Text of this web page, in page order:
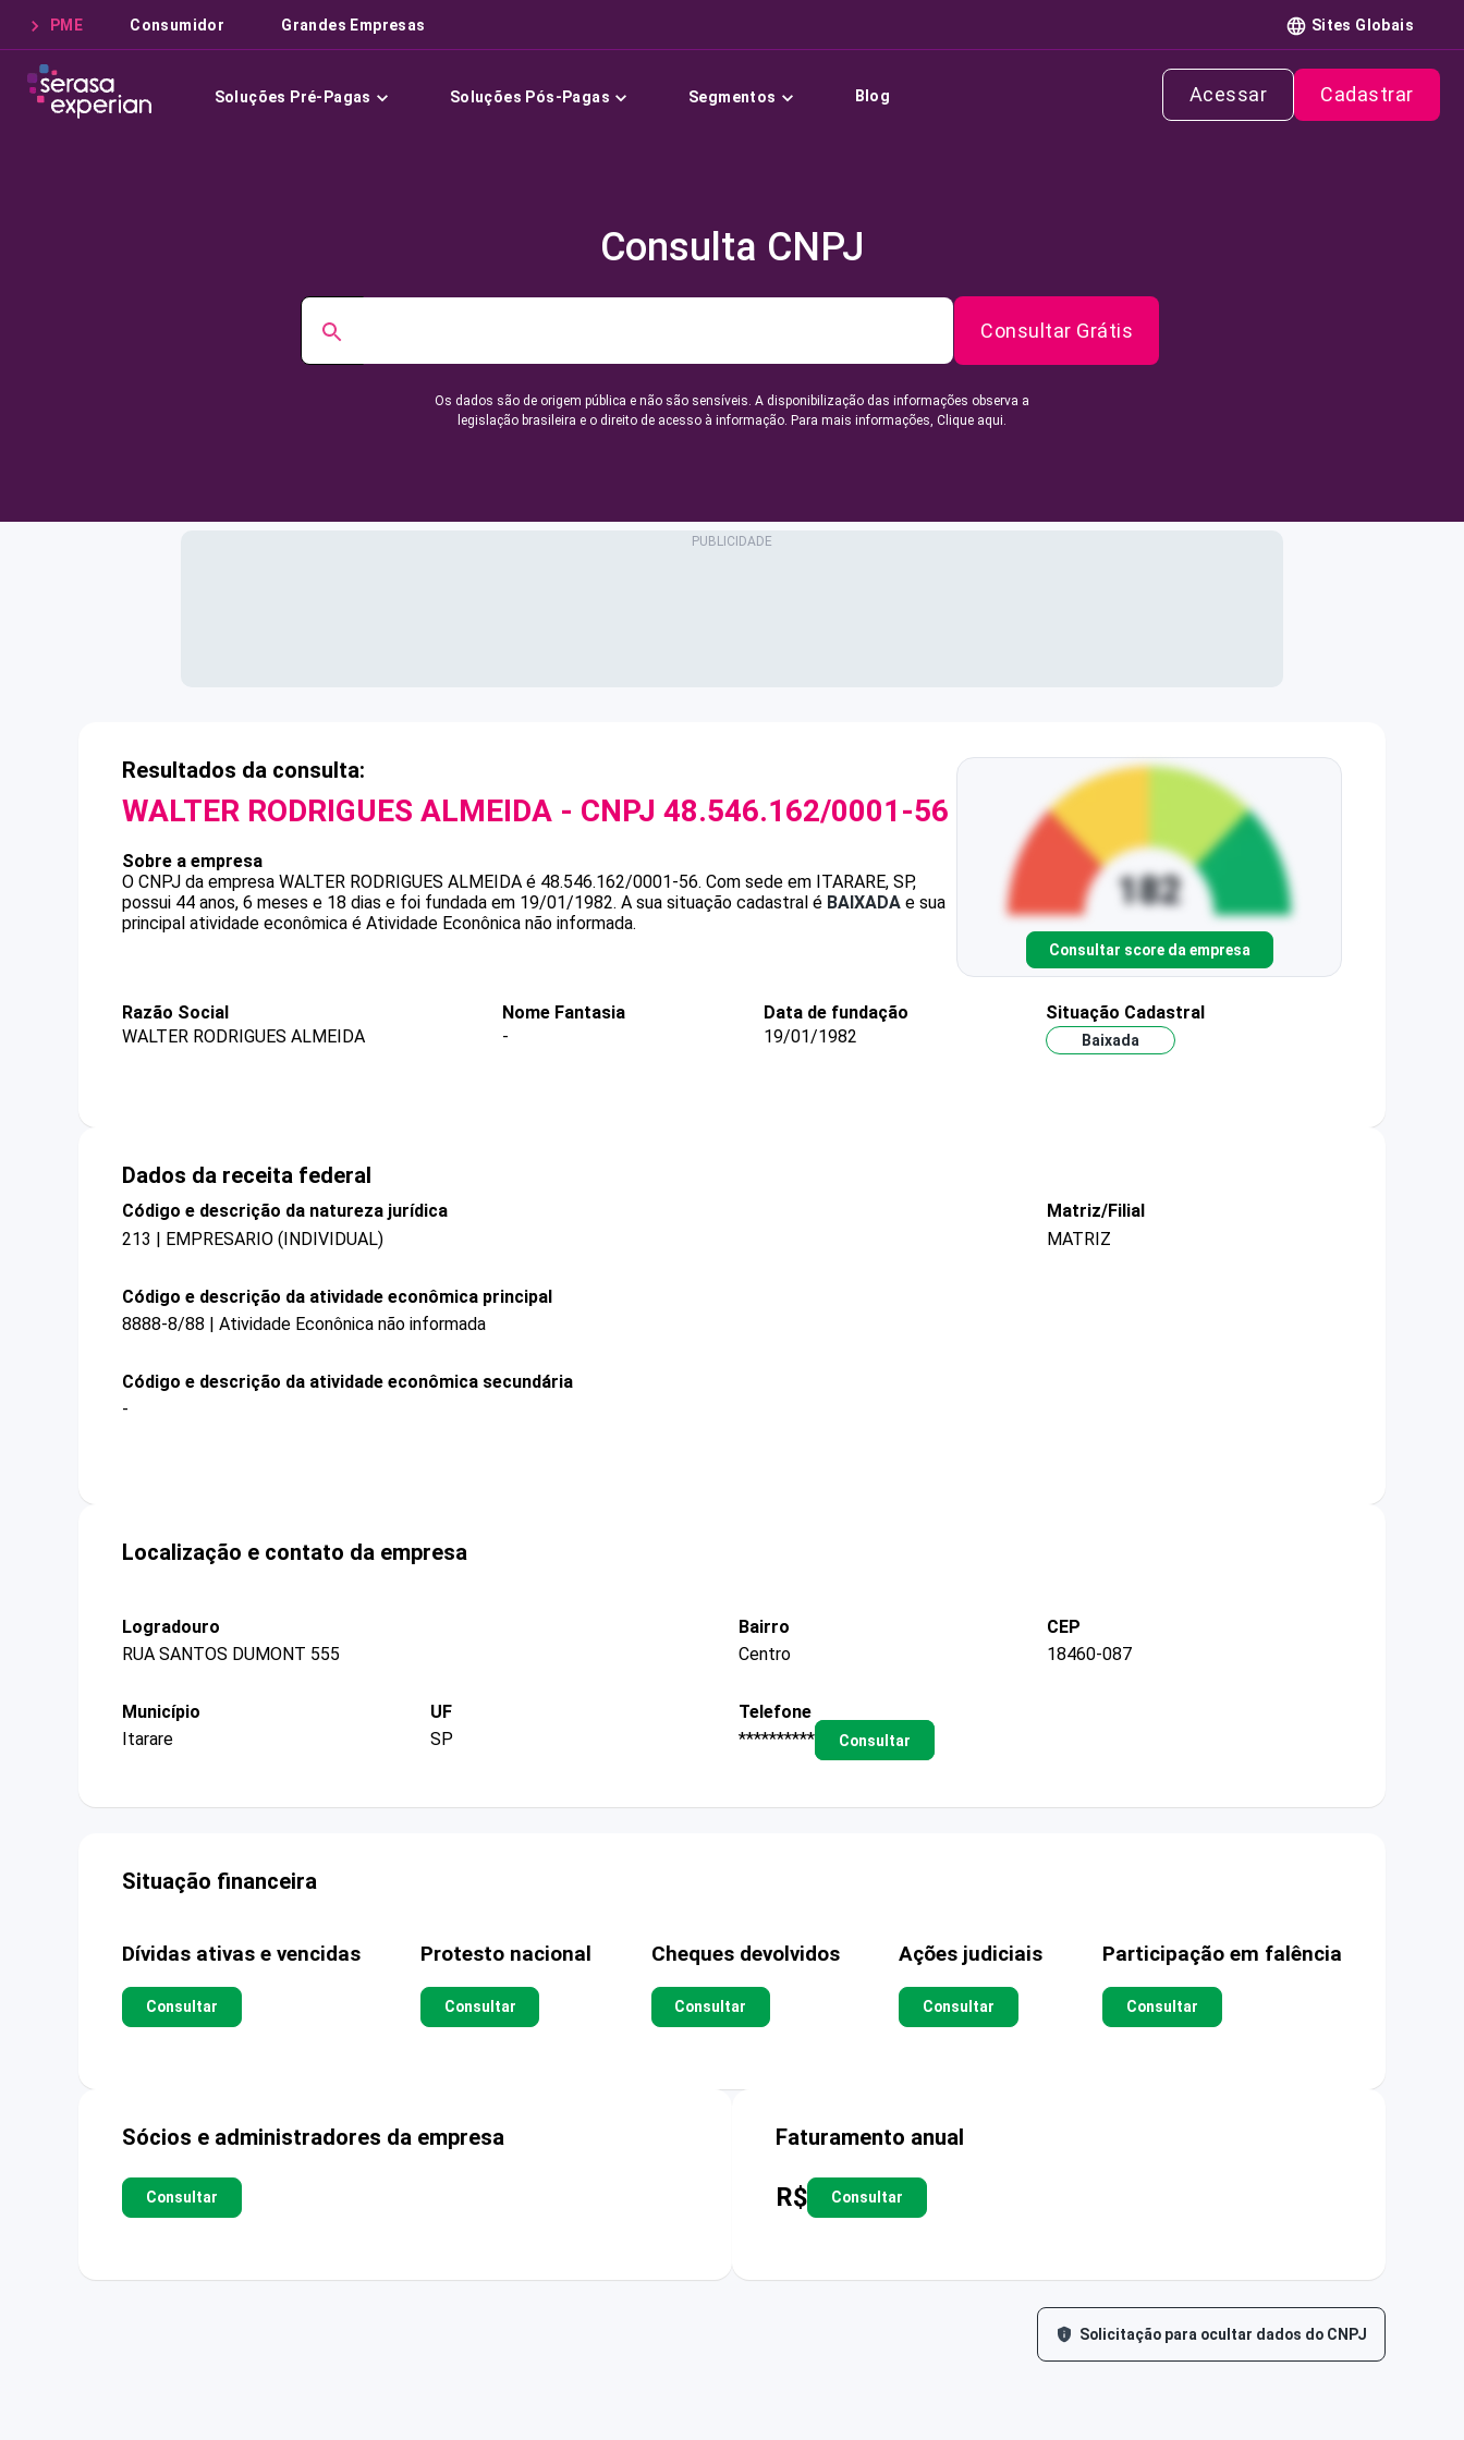
PME Consumidor Grandes Empresas Sites Globais
Soluções Pré-Pagas Soluções Pós-Pagas Segmentos Blog Acessar Cadastrar
Consulta CNPJ
Consultar Grátis
Os dados são de origem pública e não são sensíveis. A disponibilização das informações observa a
legislação brasileira e o direito de acesso à informação. Para mais informações, Clique aqui.
Resultados da consulta:
WALTER RODRIGUES ALMEIDA - CNPJ 48.546.162/0001-56
Sobre a empresa
O CNPJ da empresa WALTER RODRIGUES ALMEIDA é 48.546.162/0001-56. Com sede em ITARARE, SP,
possui 44 anos, 6 meses e 18 dias e foi fundada em 19/01/1982. A sua situação cadastral é BAIXADA e sua
principal atividade econômica é Atividade Econônica não informada.
Consultar score da empresa
Razão Social
WALTER RODRIGUES ALMEIDA
Nome Fantasia
-
Data de fundação
19/01/1982
Situação Cadastral
Baixada
Dados da receita federal
Código e descrição da natureza jurídica
213 | EMPRESARIO (INDIVIDUAL)
Matriz/Filial
MATRIZ
Código e descrição da atividade econômica principal
8888-8/88 | Atividade Econônica não informada
Código e descrição da atividade econômica secundária
-
Localização e contato da empresa
Logradouro
RUA SANTOS DUMONT 555
Bairro
Centro
CEP
18460-087
Município
Itarare
UF
SP
Telefone
**********
Consultar
Situação financeira
Dívidas ativas e vencidas
Consultar
Protesto nacional
Consultar
Cheques devolvidos
Consultar
Ações judiciais
Consultar
Participação em falência
Consultar
Sócios e administradores da empresa
Consultar
Faturamento anual
R$ Consultar
Solicitação para ocultar dados do CNPJ